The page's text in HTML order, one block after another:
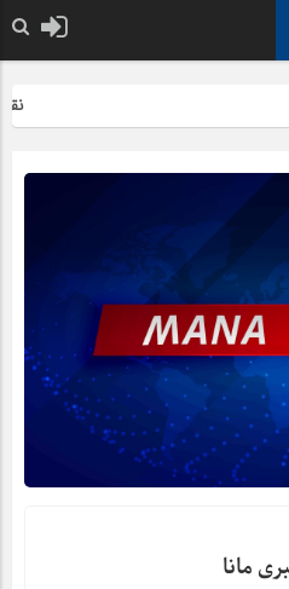
مانا